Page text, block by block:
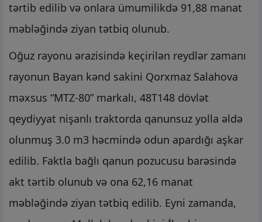
tərtib edilib və onlara ümumilikdə 91,88 manat
məbləğində ziyan tətbiq olunub.
Oğuz rayonu ərazisində keçirilən reydlər zamanı
rayonun Bayan kənd sakini Qorxmaz Salahova
məxsus “MTZ-80” markalı, 48T148 dövlət
qeydiyyat nişanlı traktorda qanunsuz yolla əldə
olunmuş 3.0 m3 həcmində odun apardığı aşkar
edilib. Faktla bağlı qanun pozucusu barəsində
akt tərtib olunub və ona 62,16 manat
məbləğində ziyan tətbiq edilib. Eyni zamanda,